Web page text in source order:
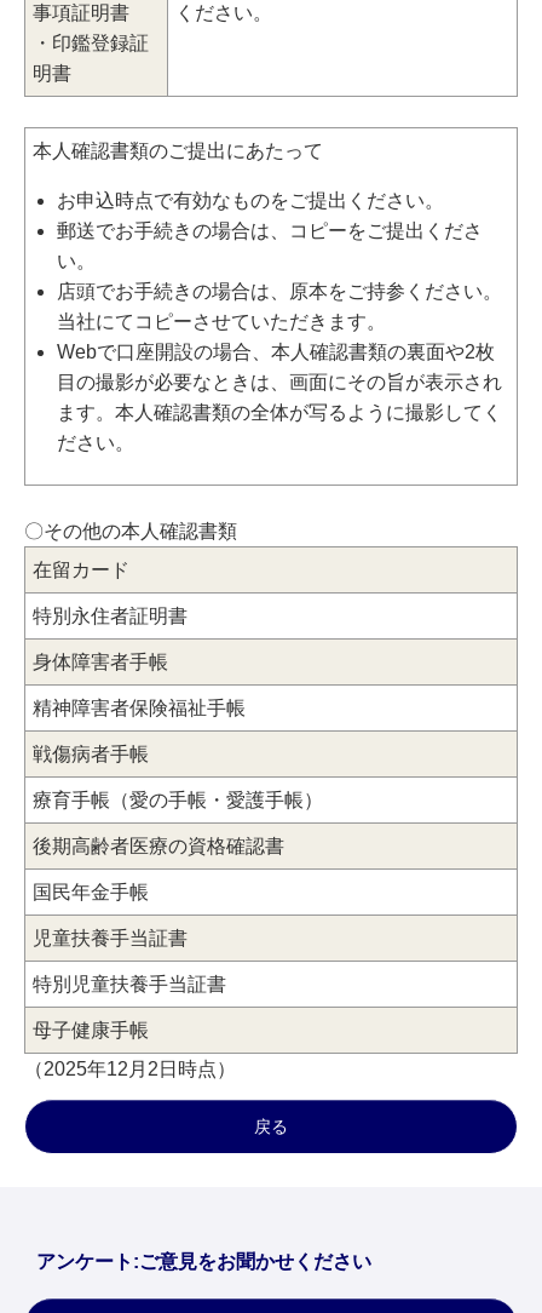
事項証明書
・印鑑登録証
明書
ください。
本人確認書類のご提出にあたって
お申込時点で有効なものをご提出ください。
郵送でお手続きの場合は、コピーをご提出くださ
い。
店頭でお手続きの場合は、原本をご持参ください。
当社にてコピーさせていただきます。
Webで口座開設の場合、本人確認書類の裏面や2枚
目の撮影が必要なときは、画面にその旨が表示され
ます。本人確認書類の全体が写るように撮影してく
ださい。
〇その他の本人確認書類
在留カード
特別永住者証明書
身体障害者手帳
精神障害者保険福祉手帳
戦傷病者手帳
療育手帳（愛の手帳・愛護手帳）
後期高齢者医療の資格確認書
国民年金手帳
児童扶養手当証書
特別児童扶養手当証書
母子健康手帳
（2025年12月2日時点）
戻る
アンケート:ご意見をお聞かせください